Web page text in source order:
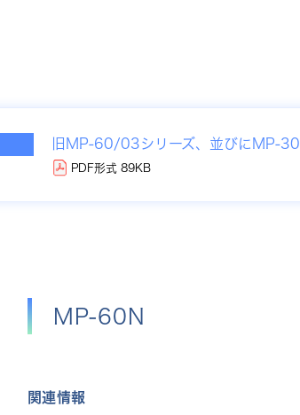
旧MP-60/03シリーズ、並びにMP-
PDF形式 89KB
MP-60N
関連情報